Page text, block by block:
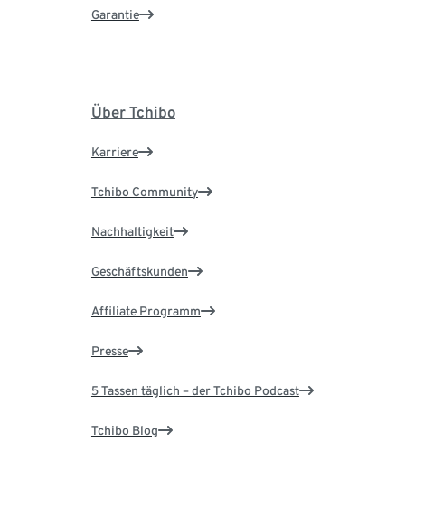
Garantie
Über Tchibo
Karriere
Tchibo Community
Nachhaltigkeit
Geschäftskunden
Affiliate Programm
Presse
5 Tassen täglich – der Tchibo Podcast
Tchibo Blog